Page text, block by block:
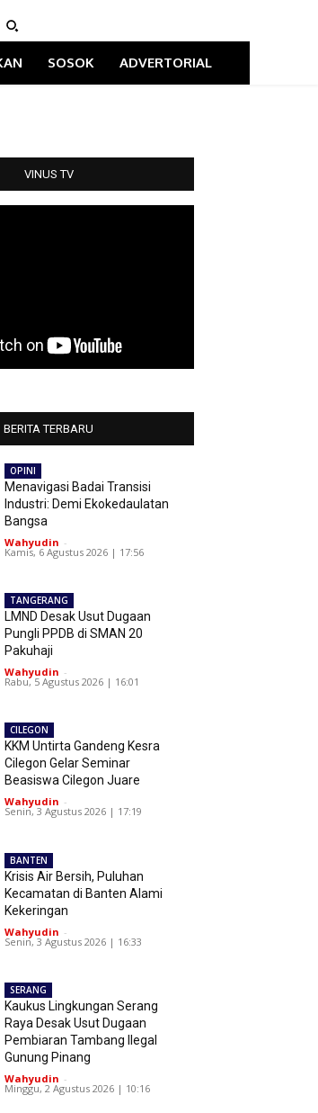
SOSOK ADVERTORIAL
VINUS TV
BERITA TERBARU
OPINI
Menavigasi Badai Transisi
Industri: Demi Ekokedaulatan
Bangsa
Wahyudin -
Kamis, 6 Agustus 2026 | 17:56
TANGERANG
LMND Desak Usut Dugaan
Pungli PPDB di SMAN 20
Pakuhaji
Wahyudin -
Rabu, 5 Agustus 2026 | 16:01
CILEGON
KKM Untirta Gandeng Kesra
Cilegon Gelar Seminar
Beasiswa Cilegon Juare
Wahyudin -
Senin, 3 Agustus 2026 | 17:19
BANTEN
Krisis Air Bersih, Puluhan
Kecamatan di Banten Alami
Kekeringan
Wahyudin -
Senin, 3 Agustus 2026 | 16:33
SERANG
Kaukus Lingkungan Serang
Raya Desak Usut Dugaan
Pembiaran Tambang Ilegal
Gunung Pinang
Wahyudin -
Minggu, 2 Agustus 2026 | 10:16